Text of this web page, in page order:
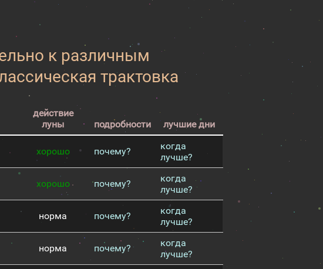
к различным
трактовка
действие
луны
подробности лучшие дни
хорошо почему?
когда
лучше?
хорошо почему?
когда
лучше?
норма почему?
когда
лучше?
норма почему?
когда
лучше?